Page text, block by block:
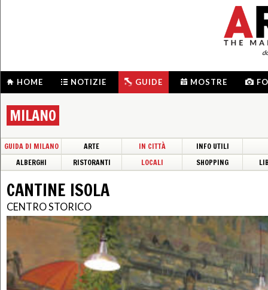
HOME NOTIZIE GUIDE MOSTRE
MILANO
GUIDA DI MILANO ARTE IN CITTÀ
INFO UTILI
ALBERGHI
RISTORANTI LOCALI SHOPPING
CANTINE ISOLA
CENTRO STORICO